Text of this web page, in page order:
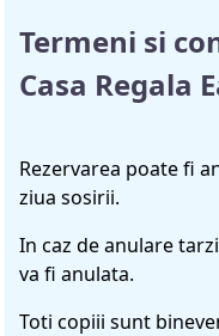
Termeni si
Casa Regala
Rezervarea poate fi
ziua sosirii.
In caz de anulare
va fi anulata.
Toti copiii sunt